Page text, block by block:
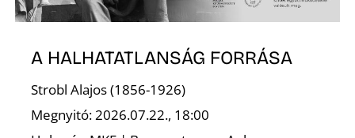
A HALHATATLANSÁG FORRÁSA
Strobl Alajos (1856-1926)
Megnyitó: 2026.07.22., 18:00